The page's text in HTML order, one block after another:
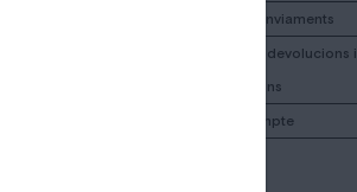
Politica d’enviaments
Politica de devolucions i
cancelacions
El meu compte